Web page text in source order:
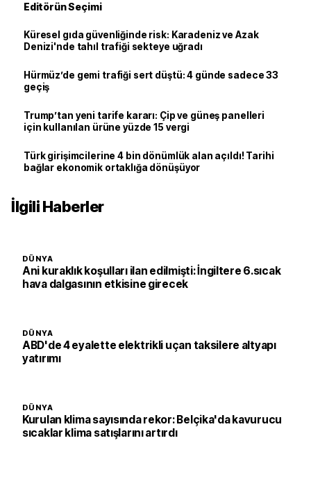
Editörün Seçimi
Küresel gıda güvenliğinde risk: Karadeniz ve Azak
Denizi'nde tahıl trafiği sekteye uğradı
Hürmüz’de gemi trafiği sert düştü: 4 günde sadece 33
geçiş
Trump’tan yeni tarife kararı: Çip ve güneş panelleri
için kullanılan ürüne yüzde 15 vergi
Türk girişimcilerine 4 bin dönümlük alan açıldı! Tarihi
bağlar ekonomik ortaklığa dönüşüyor
İlgili Haberler
DÜNYA
Ani kuraklık koşulları ilan edilmişti: İngiltere 6.sıcak
hava dalgasının etkisine girecek
DÜNYA
ABD'de 4 eyalette elektrikli uçan taksilere altyapı
yatırımı
DÜNYA
Kurulan klima sayısında rekor: Belçika'da kavurucu
sıcaklar klima satışlarını artırdı